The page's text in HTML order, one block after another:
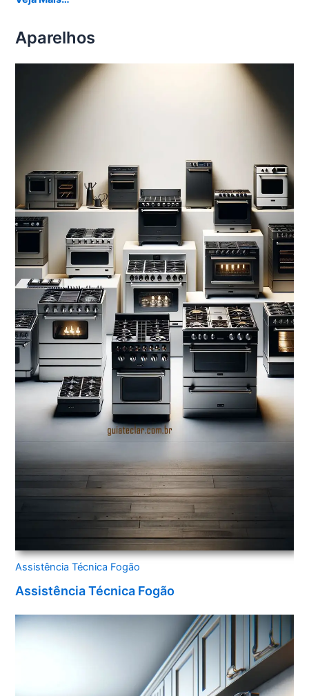
Aparelhos
Assistência Técnica Fogão
Assistência Técnica Fogão